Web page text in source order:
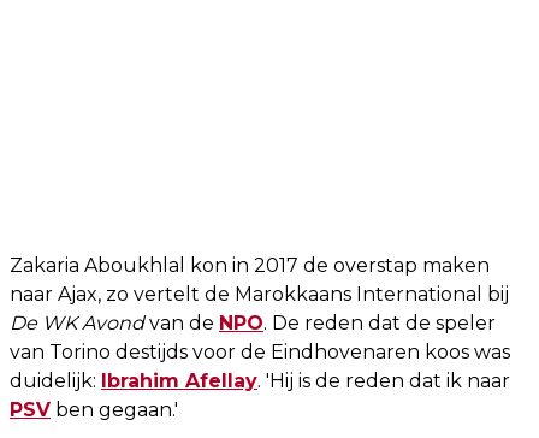
Zakaria Aboukhlal kon in 2017 de overstap maken
naar Ajax, zo vertelt de Marokkaans International bij
De WK Avondvan de NPO. De reden dat de speler
van Torino destijds voor de Eindhovenaren koos was
duidelijk: Ibrahim Afellay. 'Hij is de reden dat ik naar
PSV ben gegaan.'